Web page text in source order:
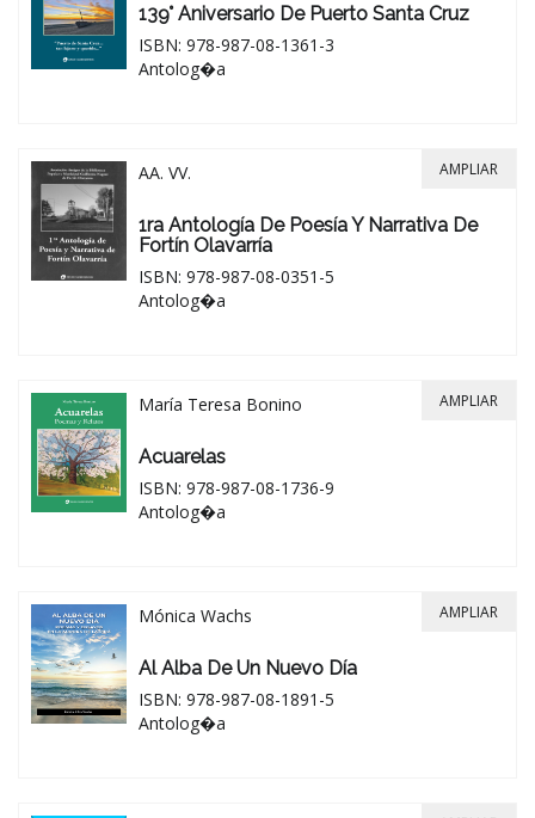
139° Aniversario De Puerto Santa Cruz
ISBN: 978-987-08-1361-3
Antolog�a
AA. VV.
1ra Antología De Poesía Y Narrativa De
Fortín Olavarría
ISBN: 978-987-08-0351-5
Antolog�a
AMPLIAR
María Teresa Bonino
Acuarelas
ISBN: 978-987-08-1736-9
Antolog�a
AMPLIAR
Mónica Wachs
Al Alba De Un Nuevo Día
ISBN: 978-987-08-1891-5
Antolog�a
AMPLIAR